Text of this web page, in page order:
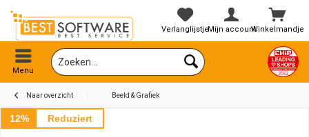
Winkelmandje
VerlanglijstjeMijn account
Menu
Naar overzicht Beeld & Grafiek
12% Reduziert